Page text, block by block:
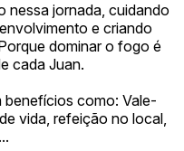
nessa jornada, cuidando
e criando
dominar o fogo é
cada Juan.
benefícios como: Vale-
vida, refeição no local,